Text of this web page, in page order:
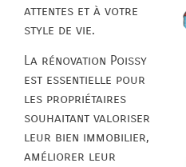
attentes et à votre
style de vie.
La rénovation Poissy
est essentielle pour
les propriétaires
souhaitant valoriser
leur bien immobilier,
améliorer leur